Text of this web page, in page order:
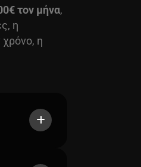
τον μήνα,
η
χρόνο, η